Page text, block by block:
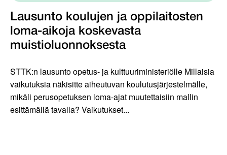
Lausunto koulujen ja oppilaitosten
loma-aikoja koskevasta
muistioluonnoksesta
STTK:n lausunto opetus- ja kulttuuriministeriölle Millaisia
vaikutuksia näkisitte aiheutuvan koulutusjärjestelmälle,
mikäli perusopetuksen loma-ajat muutettaisiin mallin
esittämällä tavalla? Vaikutukset...